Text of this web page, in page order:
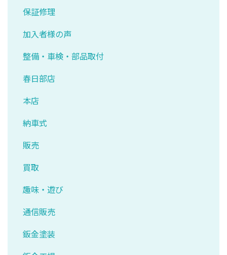
保証修理
加入者様の声
整備・車検・部品取付
春日部店
本店
納車式
販売
買取
趣味・遊び
通信販売
鈑金塗装